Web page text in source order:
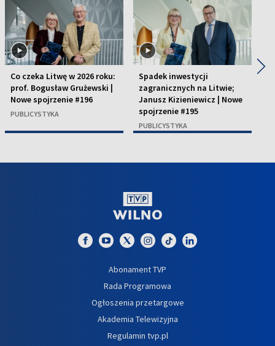
Co czeka Litwę w 2026 roku:
prof. Bogusław Grużewski |
Nowe spojrzenie #196
PUBLICYSTYKA
Spadek inwestycji
zagranicznych na Litwie;
Janusz Kizieniewicz | Nowe
spojrzenie #195
PUBLICYSTYKA
▶
Abonament TVP
Rada Programowa
Ogłoszenia przetargowe
Akademia Telewizyjna
Regulamin tvp.pl